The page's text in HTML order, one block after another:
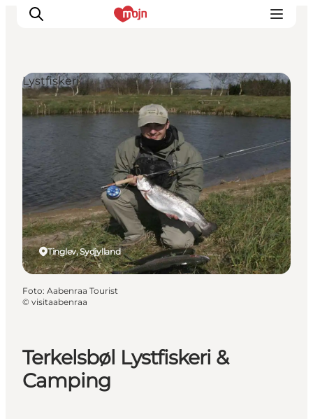
Oplevelser
Byer & Steder
Det sker
Overnatning
Planlæg din ferie
Booking
Terkelsbøl Lystfiskeri &
Camping
Tinglev, Sydjylland
Lystfiskeri
Foto: Aabenraa Tourist
© visitaabenraa